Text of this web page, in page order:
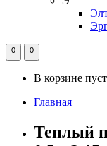
0 0
В корзине
Главная
Теплый